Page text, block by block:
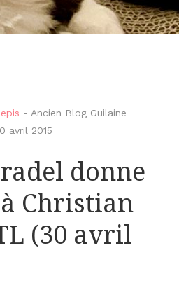
- Ancien Blog Guilaine
avril 2015
donne
Christian
(30 avril